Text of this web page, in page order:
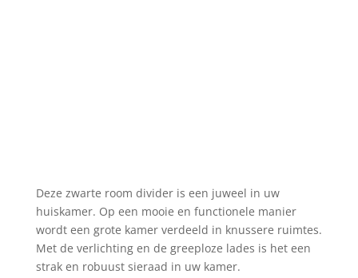
Deze zwarte room divider is een juweel in uw
huiskamer. Op een mooie en functionele manier
wordt een grote kamer verdeeld in knussere ruimtes.
Met de verlichting en de greeploze lades is het een
strak en robuust sieraad in uw kamer.